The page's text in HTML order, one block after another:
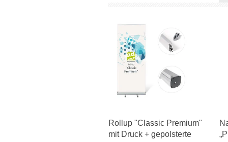
Rollup "Classic Premium"
mit Druck + gepolsterte